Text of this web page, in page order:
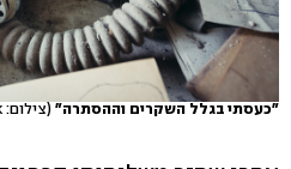
"כעסתי בגלל השקרים וההסתרה" (צילום: shutterstock)